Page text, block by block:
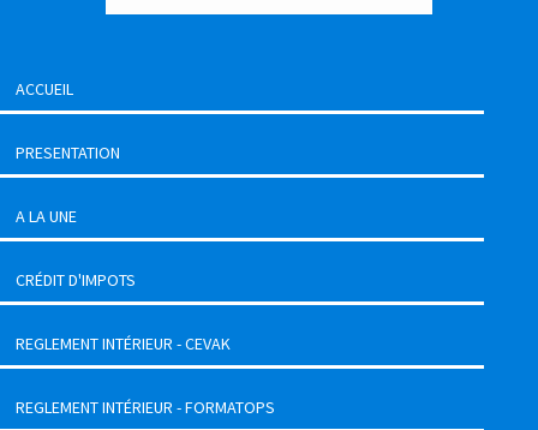
ACCUEIL
PRESENTATION
A LA UNE
CRÉDIT D'IMPOTS
REGLEMENT INTÉRIEUR - CEVAK
REGLEMENT INTÉRIEUR - FORMATOPS